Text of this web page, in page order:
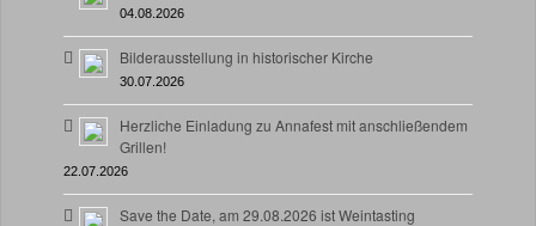
04.08.2026
Bilderausstellung in historischer Kirche
30.07.2026
Herzliche Einladung zu Annafest mit anschließendem
Grillen!
22.07.2026
Save the Date, am 29.08.2026 ist Weintasting